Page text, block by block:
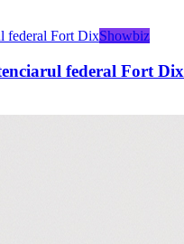
Showbiz
federal Fort Dix